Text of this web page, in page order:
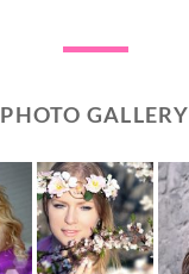
PHOTO GALLERY